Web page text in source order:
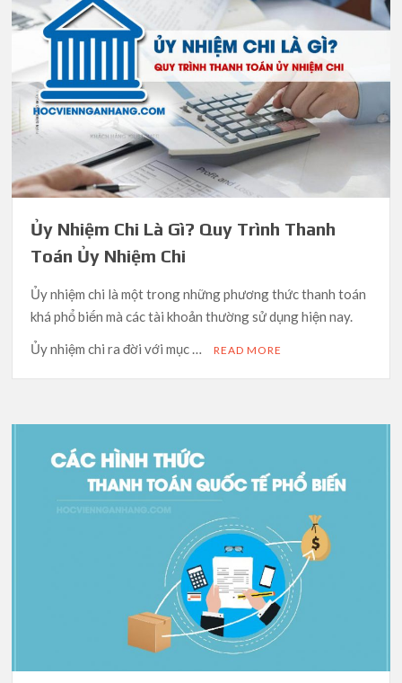
Ủy Nhiệm Chi Là Gì? Quy Trình Thanh
Toán Ủy Nhiệm Chi
Ủy nhiệm chi là một trong những phương thức thanh toán
khá phổ biến mà các tài khoản thường sử dụng hiện nay.
Ủy nhiệm chi ra đời với mục …
READ MORE